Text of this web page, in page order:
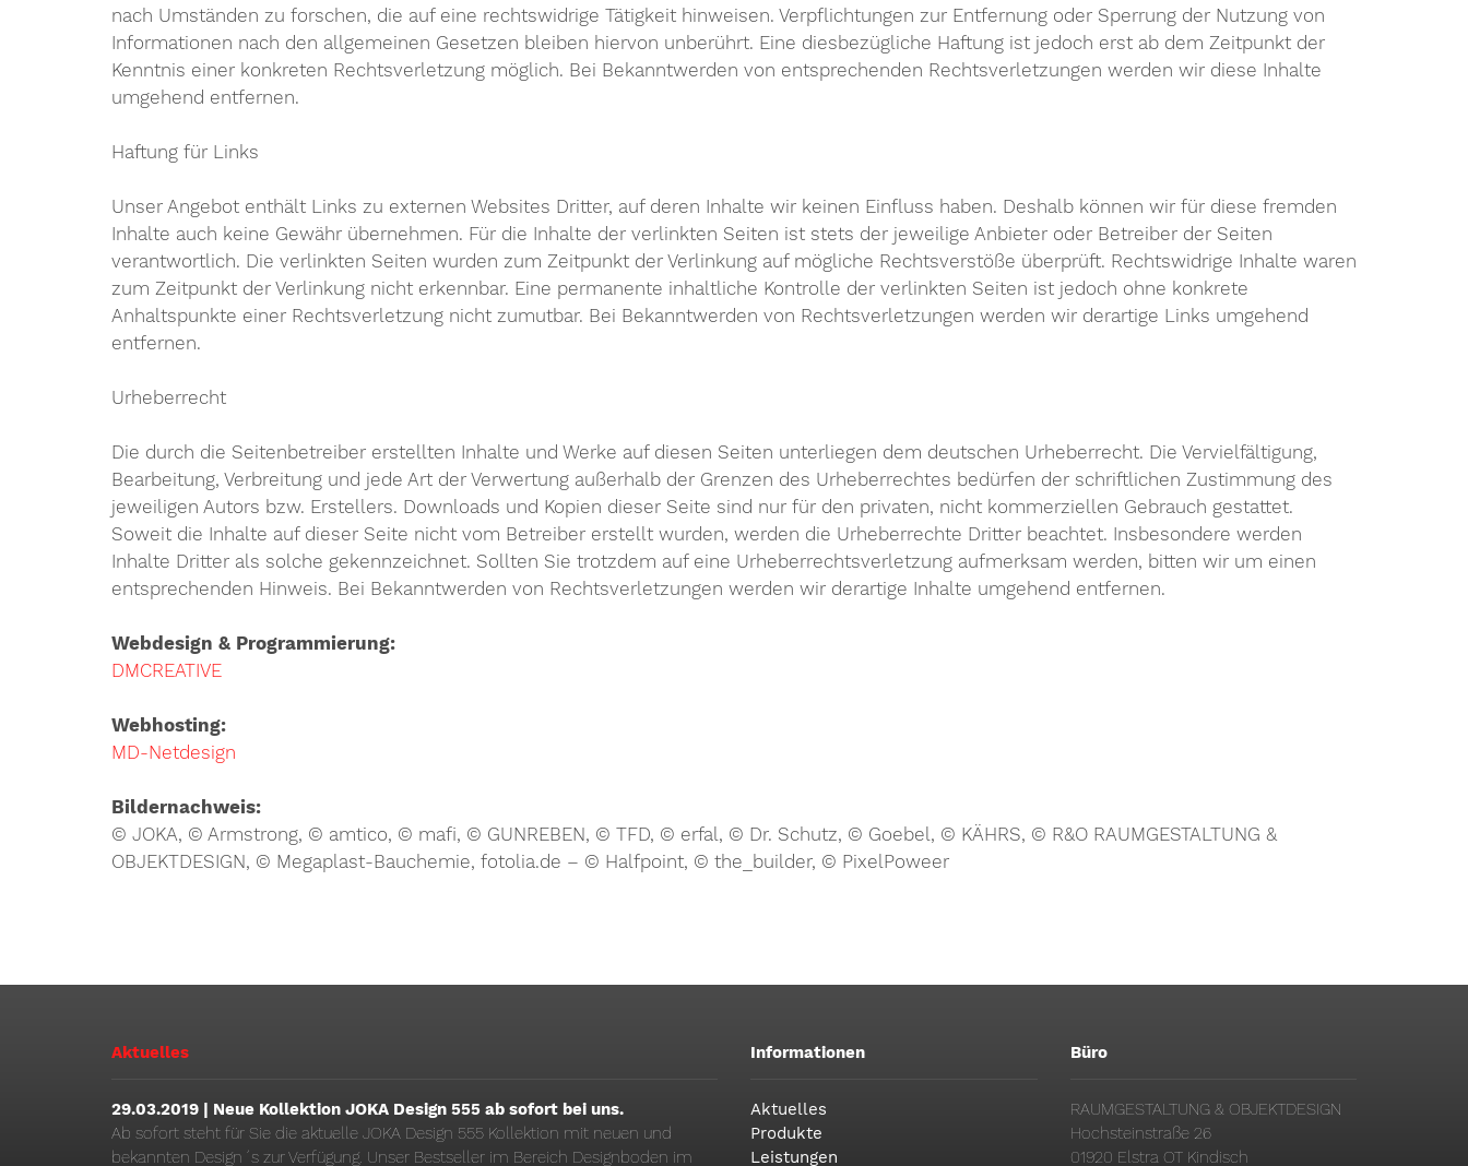
nach Umständen zu forschen, die auf eine rechtswidrige Tätigkeit hinweisen. Verpflichtungen zur Entfernung oder Sperrung der Nutzung von
Informationen nach den allgemeinen Gesetzen bleiben hiervon unberührt. Eine diesbezügliche Haftung ist jedoch erst ab dem Zeitpunkt der
Kenntnis einer konkreten Rechtsverletzung möglich. Bei Bekanntwerden von entsprechenden Rechtsverletzungen werden wir diese Inhalte
umgehend entfernen.
Haftung für Links
Unser Angebot enthält Links zu externen Websites Dritter, auf deren Inhalte wir keinen Einfluss haben. Deshalb können wir für diese fremden
Inhalte auch keine Gewähr übernehmen. Für die Inhalte der verlinkten Seiten ist stets der jeweilige Anbieter oder Betreiber der Seiten
verantwortlich. Die verlinkten Seiten wurden zum Zeitpunkt der Verlinkung auf mögliche Rechtsverstöße überprüft. Rechtswidrige Inhalte waren
zum Zeitpunkt der Verlinkung nicht erkennbar. Eine permanente inhaltliche Kontrolle der verlinkten Seiten ist jedoch ohne konkrete
Anhaltspunkte einer Rechtsverletzung nicht zumutbar. Bei Bekanntwerden von Rechtsverletzungen werden wir derartige Links umgehend
entfernen.
Urheberrecht
Die durch die Seitenbetreiber erstellten Inhalte und Werke auf diesen Seiten unterliegen dem deutschen Urheberrecht. Die Vervielfältigung,
Bearbeitung, Verbreitung und jede Art der Verwertung außerhalb der Grenzen des Urheberrechtes bedürfen der schriftlichen Zustimmung des
jeweiligen Autors bzw. Erstellers. Downloads und Kopien dieser Seite sind nur für den privaten, nicht kommerziellen Gebrauch gestattet.
Soweit die Inhalte auf dieser Seite nicht vom Betreiber erstellt wurden, werden die Urheberrechte Dritter beachtet. Insbesondere werden
Inhalte Dritter als solche gekennzeichnet. Sollten Sie trotzdem auf eine Urheberrechtsverletzung aufmerksam werden, bitten wir um einen
entsprechenden Hinweis. Bei Bekanntwerden von Rechtsverletzungen werden wir derartige Inhalte umgehend entfernen.
Webdesign & Programmierung:
DMCREATIVE
Webhosting:
MD-Netdesign
Bildernachweis:
© JOKA, © Armstrong, © amtico, © mafi, © GUNREBEN, © TFD, © erfal, © Dr. Schutz, © Goebel, © KÄHRS, © R&O RAUMGESTALTUNG &
OBJEKTDESIGN, © Megaplast-Bauchemie, fotolia.de – © Halfpoint, © the_builder, © PixelPoweer
Aktuelles
29.03.2019 | Neue Kollektion JOKA Design 555 ab sofort bei uns.
Ab sofort steht für Sie die aktuelle JOKA Design 555 Kollektion mit neuen und
bekannten Design´s zur Verfügung. Unser Bestseller im Bereich Designboden im
Informationen
Aktuelles
Produkte
Leistungen
Büro
RAUMGESTALTUNG & OBJEKTDESIGN
Hochsteinstraße 26
01920 Elstra OT Kindisch